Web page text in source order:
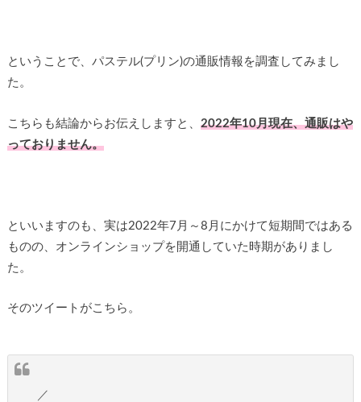
ということで、パステル(プリン)の通販情報を調査してみまし
た。
こちらも結論からお伝えしますと、 2022年10月現在、通販はや
っておりません。
といいますのも、実は2022年7月～8月にかけて短期間ではある
ものの、オンラインショップを開通していた時期がありまし
た。
そのツイートがこちら。
／